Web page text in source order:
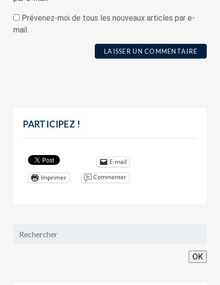
Prévenez-moi de tous les nouveaux articles par e-
mail.
PARTICIPEZ !
E-mail
Imprimer
Commenter
OK